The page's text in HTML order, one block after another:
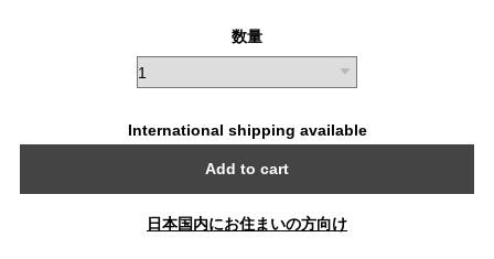
数量
International shipping available
Add to cart
日本国内にお住まいの方向け